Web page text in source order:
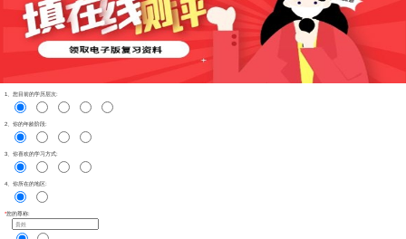
1、您目前的学历层次:
2、你的年龄阶段:
3、你喜欢的学习方式:
4、你所在的地区:
*您的尊称: